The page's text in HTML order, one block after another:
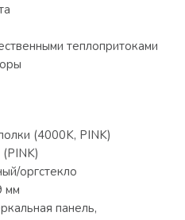
теплопритоками
(4000K, PINK)
оргстекло
мм
панель,